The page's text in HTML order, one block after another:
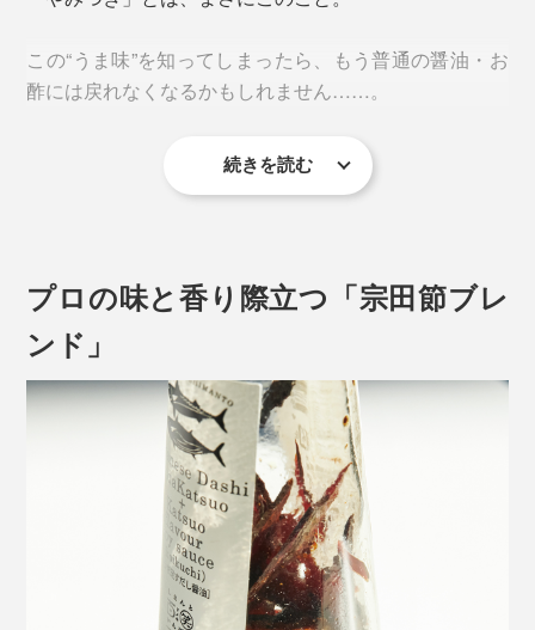
この“うま味”を知ってしまったら、もう普通の醤油・お
酢には戻れなくなるかもしれません……。
毎日の食卓に必ず置いておきたくなる『つぎ足すだし醤
続きを読む
プロの味と香り際立つ「宗田節ブレ
ンド」